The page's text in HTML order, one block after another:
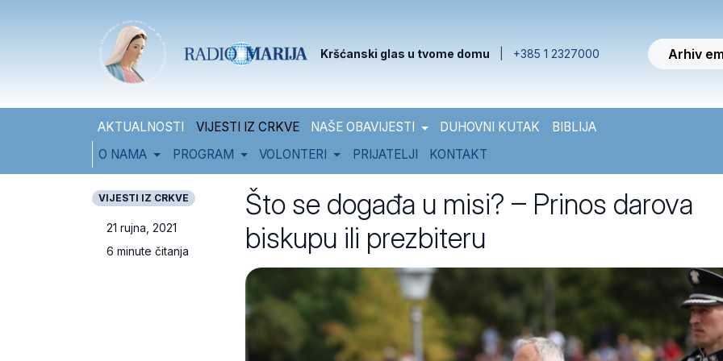
Kršćanski glas u tvome domu +385 1 2327000 Arhiv
AKTUALNOSTI VIJESTI IZ CRKVE NAŠE OBAVIJESTI DUHOVNI KUTAK
BIBLIJA
O NAMA
PROGRAM VOLONTERI PRIJATELJI KONTAKT
VIJESTI IZ CRKVE
21 rujna, 2021
6 minute čitanja
Što se događa u misi? – Prinos darova
biskupu ili prezbiteru